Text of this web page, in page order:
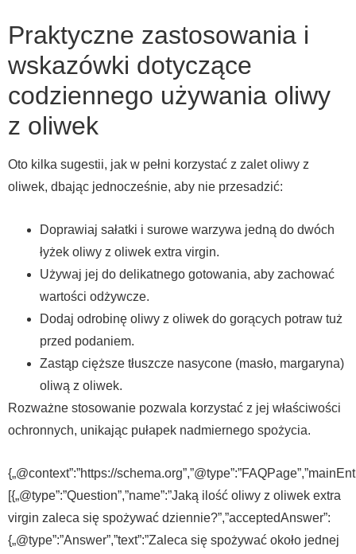
Praktyczne zastosowania i
wskazówki dotyczące
codziennego używania oliwy
z oliwek
Oto kilka sugestii, jak w pełni korzystać z zalet oliwy z
oliwek, dbając jednocześnie, aby nie przesadzić:
Doprawiaj sałatki i surowe warzywa jedną do dwóch
łyżek oliwy z oliwek extra virgin.
Używaj jej do delikatnego gotowania, aby zachować
wartości odżywcze.
Dodaj odrobinę oliwy z oliwek do gorących potraw tuż
przed podaniem.
Zastąp cięższe tłuszcze nasycone (masło, margaryna)
oliwą z oliwek.
Rozważne stosowanie pozwala korzystać z jej właściwości
ochronnych, unikając pułapek nadmiernego spożycia.
{„@context”:”https://
[{„@type”:”Question”,”name”:”Jaką ilość oliwy z oliwek extra
virgin zaleca się spożywać dziennie?”,”acceptedAnswer”:
{„@type”:”Answer”,”text”:”Zaleca się spożywać około jednej